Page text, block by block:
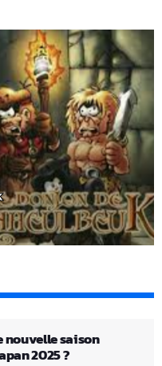
nouvelle saison
2025 ?